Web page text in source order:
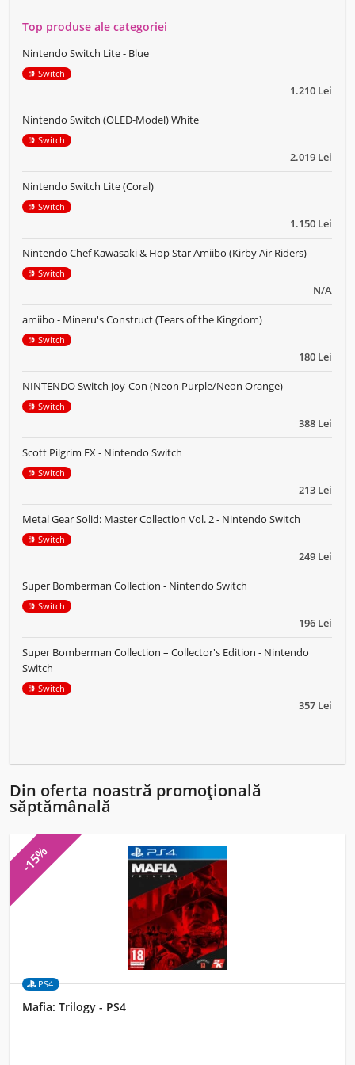
Top produse ale categoriei
1.210 Lei
Nintendo Switch Lite - Blue
Switch
2.019 Lei
Nintendo Switch (OLED-Model) White
Switch
1.150 Lei
Nintendo Switch Lite (Coral)
Switch
N/A
Nintendo Chef Kawasaki & Hop Star Amiibo (Kirby Air Riders)
Switch
180 Lei
amiibo - Mineru's Construct (Tears of the Kingdom)
Switch
388 Lei
NINTENDO Switch Joy-Con (Neon Purple/Neon Orange)
Switch
213 Lei
Scott Pilgrim EX - Nintendo Switch
Switch
249 Lei
Metal Gear Solid: Master Collection Vol. 2 - Nintendo Switch
Switch
196 Lei
Super Bomberman Collection - Nintendo Switch
Switch
357 Lei
Super Bomberman Collection – Collector's Edition - Nintendo
Switch
Switch
Din oferta noastră promoțională
săptămânală
-15%
PS4
Mafia: Trilogy - PS4